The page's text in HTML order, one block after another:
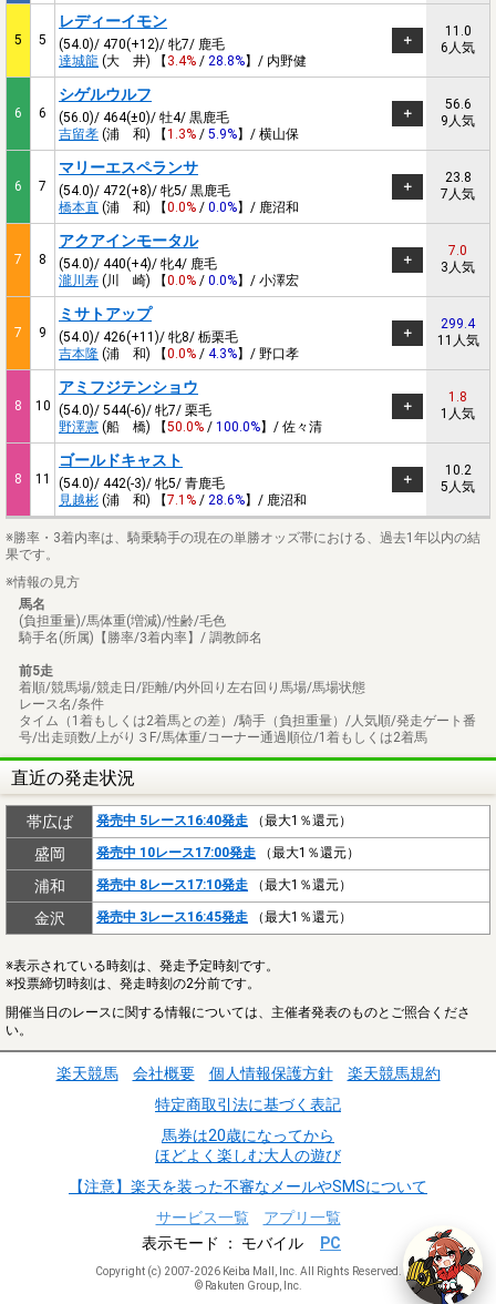
5 5
レディーイモン
(54.0)/ 470(+12)/ 牝7/ 鹿毛
達城龍 (大 井) 【 3.4% / 28.8%】/ 内野健
11.0
6人気
6 6
シゲルウルフ
(56.0)/ 464(±0)/ 牡4/ 黒鹿毛
吉留孝 (浦 和) 【1.3% / 5.9%】/ 横山保
56.6
9人気
6 7
マリーエスペランサ
(54.0)/ 472(+8)/ 牝5/ 黒鹿毛
橋本直 (浦 和) 【0.0% / 0.0%】/ 鹿沼和
23.8
7人気
7 8
アクアインモータル
(54.0)/ 440(+4)/ 牝4/ 鹿毛
瀧川寿 (川 崎) 【0.0% / 0.0%】/ 小澤宏
7.0
3人気
7 9
ミサトアップ
(54.0)/ 426(+11)/ 牝8/ 栃栗毛
吉本隆 (浦 和) 【0.0% / 4.3%】/ 野口孝
299.4
11人気
8 10
アミフジテンショウ
(54.0)/ 544(-6)/ 牝7/ 栗毛
野澤憲 (船 橋) 【50.0% / 100.0%】/ 佐々清
1.8
1人気
8 11
ゴールドキャスト
(54.0)/ 442(-3)/ 牝5/ 青鹿毛
見越彬 (浦 和) 【7.1% / 28.6%】/ 鹿沼和
10.2
5人気
※勝率・3着内率は、騎乗騎手の現在の単勝オッズ帯における、過去1年以内の結
果です。
※情報の見方
馬名
(負担重量)/馬体重(増減)/性齢/毛色
騎手名(所属)【勝率/3着内率】/ 調教師名
前5走
着順/競馬場/競走日/距離/内外回り左右回り馬場/馬場状態
レース名/条件
タイム（1着もしくは2着馬との差）/騎手（負担重量）/人気順/発走ゲート番
号/出走頭数/上がり３F/馬体重/コーナー通過順位/1着もしくは2着馬
直近の発走状況
帯広ば 発売中 5レース16:40発走 （最大1％還元）
盛岡 発売中 10レース17:00発走 （最大1％還元）
浦和 発売中 8レース17:10発走 （最大1％還元）
金沢 発売中 3レース16:45発走 （最大1％還元）
※表示されている時刻は、発走予定時刻です。
※投票締切時刻は、発走時刻の2分前です。
開催当日のレースに関する情報については、主催者発表のものとご照合くださ
い。
楽天競馬 会社概要 個人情報保護方針
楽天競馬規約
特定商取引法に基づく表記
馬券は20歳になってから
ほどよく楽しむ大人の遊び
【注意】楽天を装った不審なメールやSMSについて
サービス一覧
アプリ一覧
表示モード
モバイル PC
Copyright (c) 2007-2026 Keiba Mall, Inc. All Rights Reserved.
© Rakuten Group, Inc.